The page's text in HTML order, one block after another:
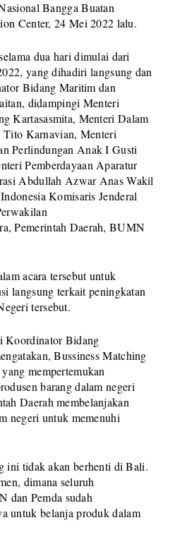
Bangga Buatan
Center, 24 Mei 2022 lalu.
dua hari dimulai dari
yang dihadiri langsung dan
Bidang Maritim dan
didampingi Menteri
Kartasasmita, Menteri Dalam
Tito Karnavian, Menteri
Perlindungan Anak I Gusti
Pemberdayaan Aparatur
Abdullah Azwar Anas Wakil
Komisaris Jenderal
Pemerintah Daerah, BUMN
acara tersebut untuk
langsung terkait peningkatan
tersebut.
Koordinator Bidang
Bussiness Matching
mempertemukan
barang dalam negeri
Daerah membelanjakan
negeri untuk memenuhi
ini tidak akan berhenti di Bali.
dimana seluruh
dan Pemda sudah
untuk belanja produk dalam